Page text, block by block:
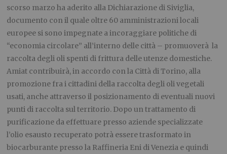
scorso marzo ha aderito alla Dichiarazione di Siviglia,
documento con il quale oltre 60 amministrazioni locali
europee si sono impegnate a incoraggiare politiche di
“economia circolare” all’interno delle città – promuoverà la
raccolta degli oli spenti di frittura delle utenze domestiche.
Amiat contribuirà, in accordo con la Città di Torino, alla
promozione fra i cittadini della raccolta degli oli vegetali
usati, anche attraverso il posizionamento di eventuali nuovi
punti di raccolta sul territorio. Dopo un trattamento di
purificazione da effettuare presso aziende specializzate
l’olio esausto recuperato potrà essere trasformato in
biocarburante presso la Raffineria Eni di Venezia e quindi